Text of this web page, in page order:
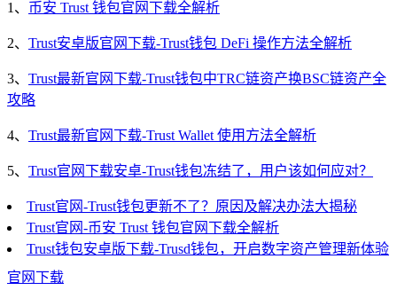
1、 币安 Trust 钱包官网下载全解析
2、 Trust安卓版官网下载-Trust钱包 DeFi 操作方法全解析
3、 Trust最新官网下载-Trust钱包中TRC链资产换BSC链资产全
攻略
4、 Trust最新官网下载-Trust Wallet 使用方法全解析
5、 Trust官网下载安卓-Trust钱包冻结了，用户该如何应对？
Trust官网-Trust钱包更新不了？原因及解决办法大揭秘
Trust官网-币安 Trust 钱包官网下载全解析
Trust钱包安卓版下载-Trusd钱包，开启数字资产管理新体验
官网下载